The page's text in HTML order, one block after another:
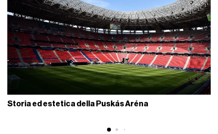
Storia ed estetica della Puskás Aréna